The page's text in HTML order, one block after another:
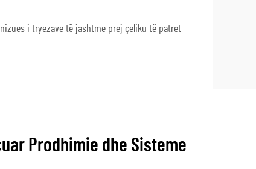
i tryezave të jashtme prej çeliku të patret
Prodhimie dhe Sisteme